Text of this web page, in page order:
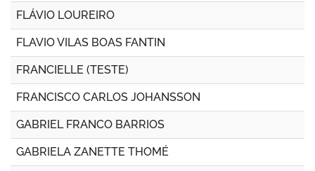
FLÁVIO LOUREIRO
FLAVIO VILAS BOAS FANTIN
FRANCIELLE (TESTE)
FRANCISCO CARLOS JOHANSSON
GABRIEL FRANCO BARRIOS
GABRIELA ZANETTE THOMÉ